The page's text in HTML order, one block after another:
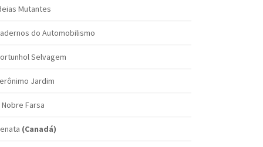
Mutantes
do Automobilismo
Selvagem
Jardim
Nobre Farsa
(Canadá)